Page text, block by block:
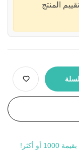
المنتج
أكثر!